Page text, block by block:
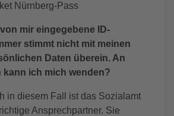
Nürnberg-Pass
von mir eingegebene ID-
stimmt nicht mit meinen
Daten überein. An
kann ich mich wenden?
in diesem Fall ist das Sozialamt
Ansprechpartner. Sie